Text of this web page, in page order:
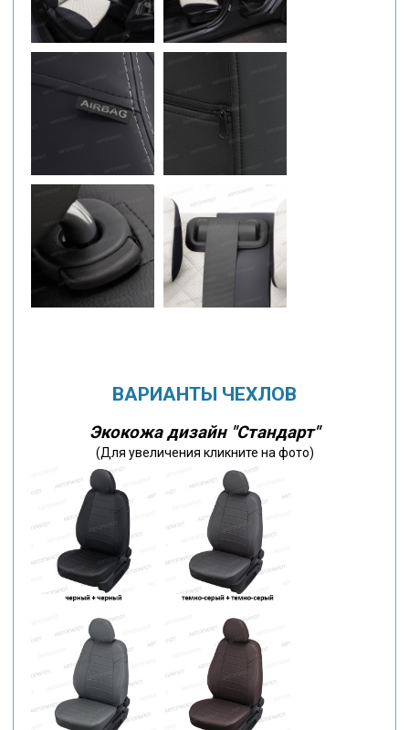
ВАРИАНТЫ ЧЕХЛОВ
Экокожа дизайн "Стандарт"
(Для увеличения кликните на фото)